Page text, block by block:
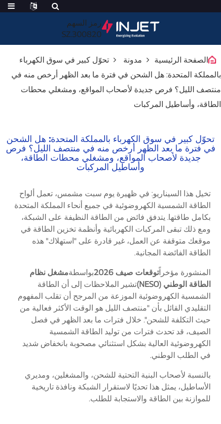
رمز السهم
300820.SZ
الصفحة الرئيسية مدونة
تحوّل كبير في سوق الكهرباء
بالمملكة المتحدة: هل الشحن في فترة ما بعد الظهر أرخص منه في
منتصف الليل؟ فرص جديدة لأصحاب المواقع، ومشغلي محطات
الطاقة، وأساطيل المركبات
تحوّل كبير في سوق الكهرباء بالمملكة المتحدة: هل الشحن
في فترة ما بعد الظهر أرخص منه في منتصف الليل؟ فرص
جديدة لأصحاب المواقع، ومشغلي محطات الطاقة،
وأساطيل المركبات
تخيل هذا السيناريو: في ظهيرة يوم سبت مشمس، تعمل ألواح
الطاقة الشمسية الكهروضوئية في جميع أنحاء المملكة المتحدة
بكامل طاقتها. يتدفق فائض من الطاقة النظيفة على الشبكة،
ومع ذلك تبقى المركبات الكهربائية وأنظمة تخزين الطاقة في
موقعك متوقفة عن العمل، غير قادرة على "استهلاك" هذه
الطاقة الفائضة المجانية.
المنشورة مؤخراًتوقعات صيف 2026 بواسطةمشغل نظام
الطاقة الوطني (NESO)
تشير الملاحظات إلى أن الطاقة
الشمسية الكهروضوئية الموزعة من المرجح أن تقلب المفهوم
التقليدي القائل بأن "منتصف الليل هو الوقت الأكثر فعالية من
حيث التكلفة للشحن". خلال فترات ما بعد الظهر في فصل
الصيف، قد تحدث فترات من توليد الطاقة الشمسية
الكهروضوئية العالية بشكل استثنائي مصحوبة بانخفاض شديد
في الطلب الوطني.
بالنسبة لأصحاب البنية التحتية للشحن، والمشغلين، ومديري
الأساطيل، يمثل هذا تحديًا لاستقرار الشبكة ونافذة تاريخية
للموازنة بين الطاقة والاستجابة للطلب.